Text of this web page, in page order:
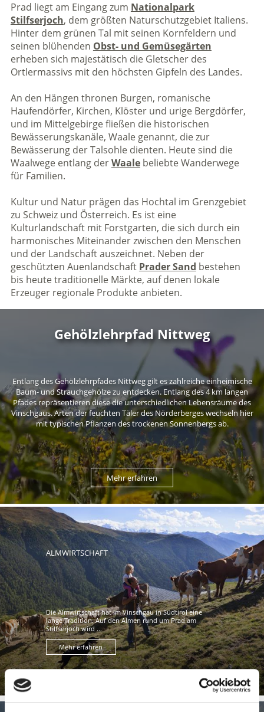
Prad liegt am Eingang zum Nationalpark
Stilfserjoch, dem größten Naturschutzgebiet Italiens.
Hinter dem grünen Tal mit seinen Kornfeldern und
seinen blühenden Obst- und Gemüsegärten
erheben sich majestätisch die Gletscher des
Ortlermassivs mit den höchsten Gipfeln des Landes.
An den Hängen thronen Burgen, romanische
Haufendörfer, Kirchen, Klöster und urige Bergdörfer,
und im Mittelgebirge fließen die historischen
Bewässerungskanäle, Waale genannt, die zur
Bewässerung der Talsohle dienten. Heute sind die
Waalwege entlang derWaalebeliebte Wanderwege
für Familien.
Kultur und Natur prägen das Hochtal im Grenzgebiet
zu Schweiz und Österreich. Es ist eine
Kulturlandschaft mit Forstgarten, die sich durch ein
harmonisches Miteinander zwischen den Menschen
und der Landschaft auszeichnet. Neben der
geschützten Auenlandschaft Prader Sand bestehen
bis heute traditionelle Märkte, auf denen lokale
Erzeuger regionale Produkte anbieten.
Gehölzlehrpfad Nittweg
Entlang des Gehölzlehrpfades Nittweg gilt es zahlreiche einheimische
Baum- und Strauchgehölze zu entdecken. Entlang des 4 km langen
Pfades repräsentieren diese die unterschiedlichen Lebensräume des
Vinschgaus. Arten der feuchten Täler des Nörderberges wechseln hier
mit typischen Pflanzen des trockenen Sonnenbergs ab.
Mehr erfahren
ALMWIRTSCHAFT
Die Almwirtschaft hat im Vinschgau in Südtirol eine
lange Tradition. Auf den Almen rund um Prad am
Stilfserjoch wird ...
Mehr erfahren